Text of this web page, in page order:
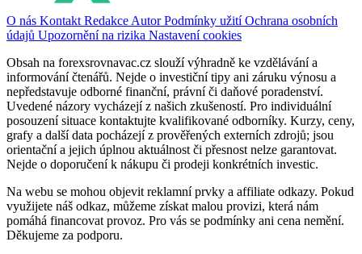
O nás Kontakt Redakce AutorPodmínky užitíOchrana osobních
údajů Upozornění na rizika Nastavení cookies
Obsah na forexsrovnavac.cz slouží výhradně ke vzdělávání a
informování čtenářů. Nejde o investiční tipy ani záruku výnosu a
nepředstavuje odborné finanční, právní či daňové poradenství.
Uvedené názory vycházejí z našich zkušeností. Pro individuální
posouzení situace kontaktujte kvalifikované odborníky. Kurzy, ceny,
grafy a další data pocházejí z prověřených externích zdrojů; jsou
orientační a jejich úplnou aktuálnost či přesnost nelze garantovat.
Nejde o doporučení k nákupu či prodeji konkrétních investic.
Na webu se mohou objevit reklamní prvky a affiliate odkazy. Pokud
využijete náš odkaz, můžeme získat malou provizi, která nám
pomáhá financovat provoz. Pro vás se podmínky ani cena nemění.
Děkujeme za podporu.